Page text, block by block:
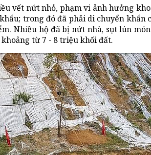
vết nứt nhỏ, phạm vi ảnh hưởng
trong đó đã phải di chuyển khẩn
Nhiều hộ đã bị nứt nhà, sụt lún
từ 7 - 8 triệu khối đất.